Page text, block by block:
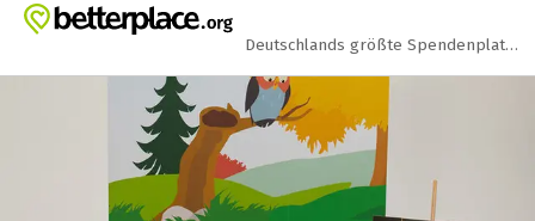
Zum Hauptinhalt springen
Erklärung zur Barrierefreiheit anzeigen
Deutschlands größte Spendenplattform